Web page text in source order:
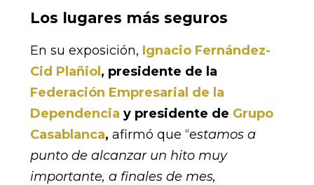
Los lugares más seguros
En su exposición, Ignacio Fernández-
Cid Plañiol , presidente de la
Federación Empresarial de la
Dependencia y presidente de Grupo
Casablanca, afirmó que “estamos a
punto de alcanzar un hito muy
importante, a finales de mes,